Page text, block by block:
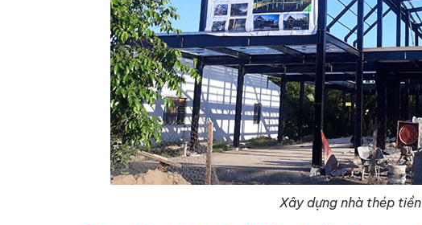
Xây dựng nhà thép
Dự án lắp đặt 12 sàn nâng
6 tấn
Dự án 12 sàn nâng thủy lực 6 tấn
Thịnh thực hiện, lắp đặt tại công
khoa học